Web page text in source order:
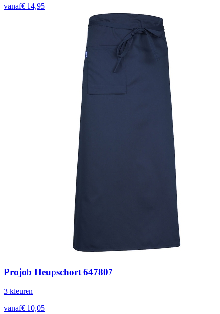
vanaf€ 14,95
Projob Heupschort 647807
3 kleuren
vanaf€ 10,05